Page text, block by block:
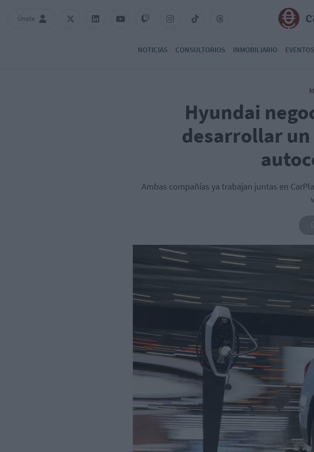
Únete
NOTICIAS CONSULTORIOS INMOBILIARIO EVENTOS
Hyundai
desarrollar
Ambas compañías ya trabajan juntas en